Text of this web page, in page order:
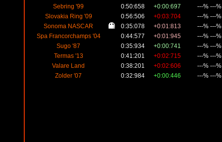
Sebring '99
0:50:658 +0:00:697
---% ---
Slovakia Ring '09
0:56:506 +0:03:704
---% ---
Sonoma NASCAR
0:35:078 +0:01:813
---% ---
Spa Francorchamps '04
0:44:577 +0:01:945
---% ---
Sugo '87
0:35:934 +0:00:741
---% ---
Termas '13
0:41:201 +0:02:715
---% ---
Valare Land
0:38:201 +0:02:606
---% ---
Zolder '07
0:32:984 +0:00:446 ---% ---